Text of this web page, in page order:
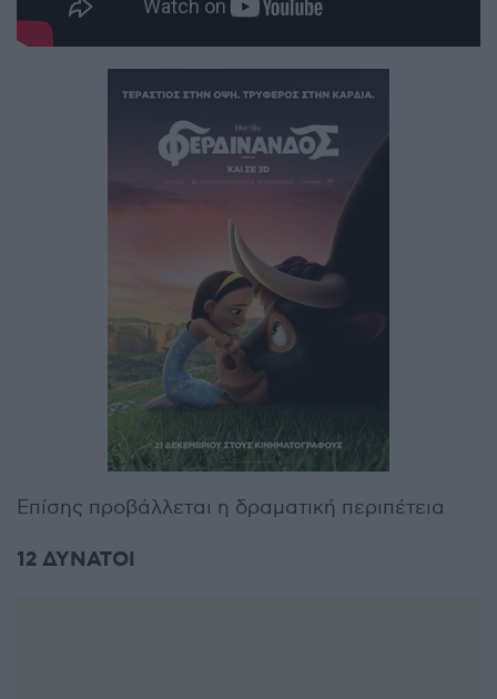
Επίσης προβάλλεται η δραματική περιπέτεια
12 ΔΥΝΑΤΟΙ